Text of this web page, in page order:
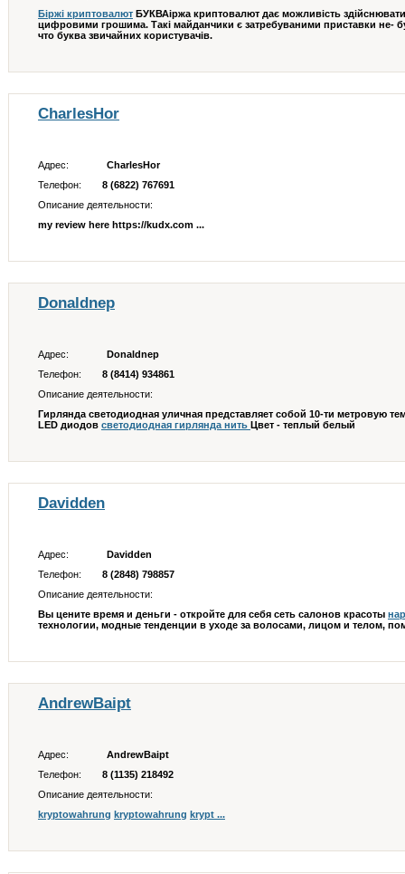
Біржі криптовалют БУКВАіржа криптовалют дає можливість
цифровими грошима. Такі майданчики є затребуваними приставки не-
что буква звичайних користувачів.
CharlesHor
Адрес:
CharlesHor
Телефон:
8 (6822) 767691
Описание деятельности:
my review here https://kudx.com ...
Donaldnep
Адрес:
Donaldnep
Телефон:
8 (8414) 934861
Описание деятельности:
Гирлянда светодиодная уличная представляет собой 10-ти метровую
LED диодов светодиодная гирлянда нить Цвет - теплый белый
Davidden
Адрес:
Davidden
Телефон:
8 (2848) 798857
Описание деятельности:
Вы цените время и деньги - откройте для себя сеть салонов красоты
технологии, модные тенденции в уходе за волосами, лицом и телом,
AndrewBaipt
Адрес:
AndrewBaipt
Телефон:
8 (1135) 218492
Описание деятельности:
kryptowahrung kryptowahrung krypt ...